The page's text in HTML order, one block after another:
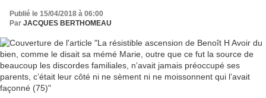
familiales, n’avait jamais préoccupé ses parents,
c’était leur côté ni ne sèment ni ne moissonnent
Publié le 15/04/2018 à 06:00
Par JACQUES BERTHOMEAU